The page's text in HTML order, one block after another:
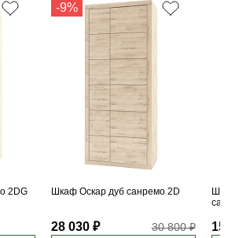
2DG
-9%
Шкаф Оскар дуб санремо 2D
28 030 ₽
30 800 ₽